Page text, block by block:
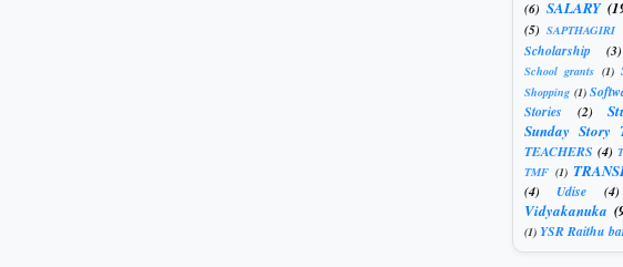
(6) SALARY
(5) SAPTHAGIRI
Scholarship (3)
School grants (1)
Shopping (1)
Stories
(2)
Sunday Story
TEACHERS (4)
TMF (1)
(4) Udise (4)
Vidyakanuka
(1) YSR Raithu